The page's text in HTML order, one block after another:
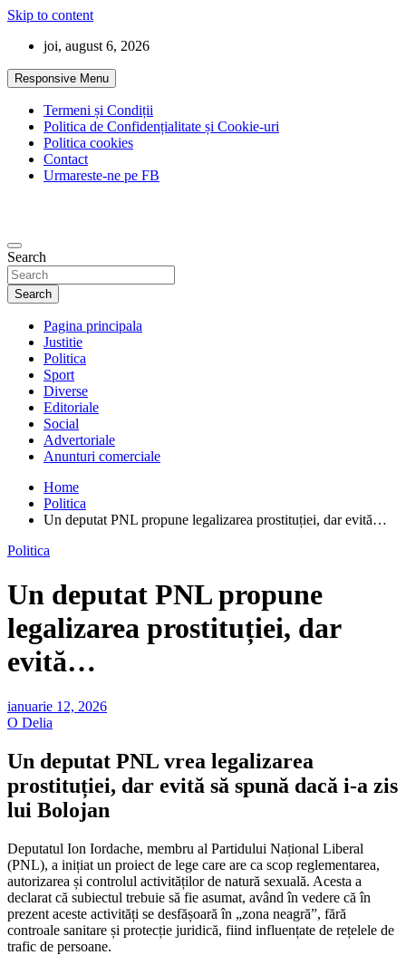
Skip to content
joi, august 6, 2026
Responsive Menu
Termeni și Condiții
Politica de Confidențialitate și Cookie-uri
Politica cookies
Contact
Urmareste-ne pe FB
Search
Search
Pagina principala
Justitie
Politica
Sport
Diverse
Editoriale
Social
Advertoriale
Anunturi comerciale
Home
Politica
Un deputat PNL propune legalizarea prostituției, dar evită…
Politica
Un deputat PNL propune
legalizarea prostituției, dar
evită…
ianuarie 12, 2026
O Delia
Un deputat PNL vrea legalizarea
prostituției, dar evită să spună dacă i-a zis
lui Bolojan
Deputatul Ion Iordache, membru al Partidului Național Liberal
(PNL), a inițiat un proiect de lege care are ca scop reglementarea,
autorizarea și controlul activităților de natură sexuală. Acesta a
declarat că subiectul trebuie să fie asumat, având în vedere că în
prezent aceste activități se desfășoară în „zona neagră”, fără
controale sanitare și protecție juridică, fiind influențate de rețelele de
trafic de persoane.